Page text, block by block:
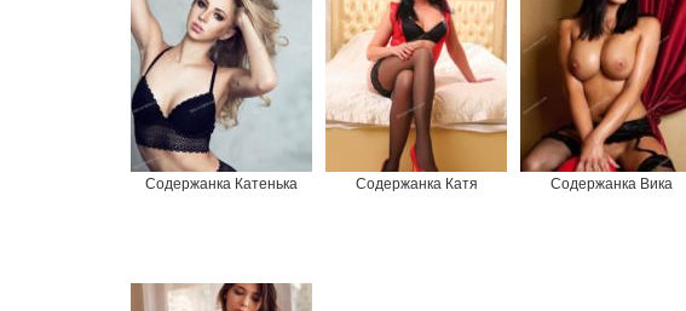
Содержанка Катенька Содержанка Катя Содержанка Вика